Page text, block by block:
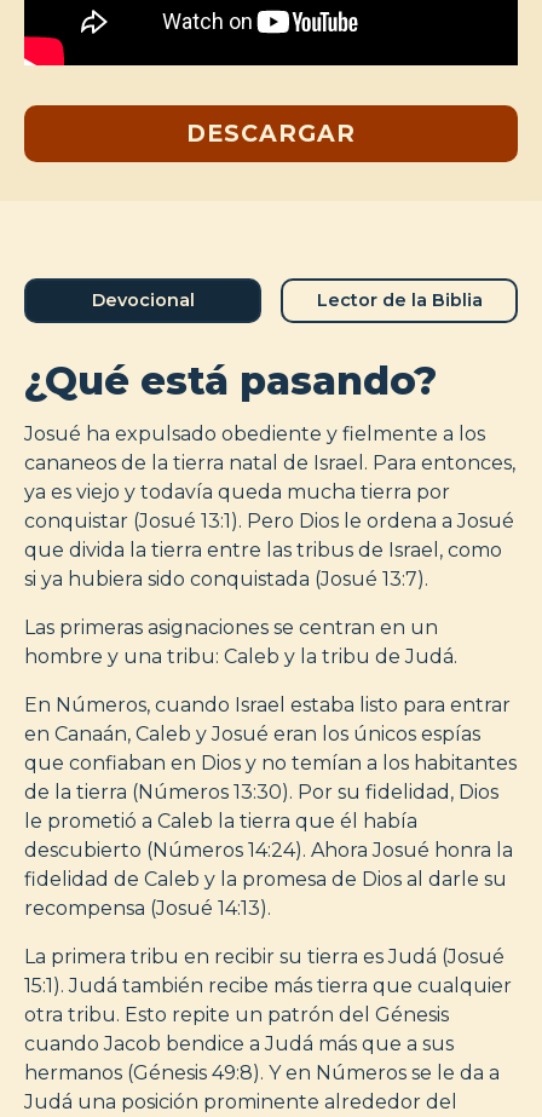
DESCARGAR
Devocional Lector de la Biblia
¿Qué está pasando?
Josué ha expulsado obediente y fielmente a los
cananeos de la tierra natal de Israel. Para entonces,
ya es viejo y todavía queda mucha tierra por
conquistar (Josué 13:1). Pero Dios le ordena a Josué
que divida la tierra entre las tribus de Israel, como
si ya hubiera sido conquistada (Josué 13:7).
Las primeras asignaciones se centran en un
hombre y una tribu: Caleb y la tribu de Judá.
En Números, cuando Israel estaba listo para entrar
en Canaán, Caleb y Josué eran los únicos espías
que confiaban en Dios y no temían a los habitantes
de la tierra (Números 13:30). Por su fidelidad, Dios
le prometió a Caleb la tierra que él había
descubierto (Números 14:24). Ahora Josué honra la
fidelidad de Caleb y la promesa de Dios al darle su
recompensa (Josué 14:13).
La primera tribu en recibir su tierra es Judá (Josué
15:1). Judá también recibe más tierra que cualquier
otra tribu. Esto repite un patrón del Génesis
cuando Jacob bendice a Judá más que a sus
hermanos (Génesis 49:8). Y en Números se le da a
Judá una posición prominente alrededor del